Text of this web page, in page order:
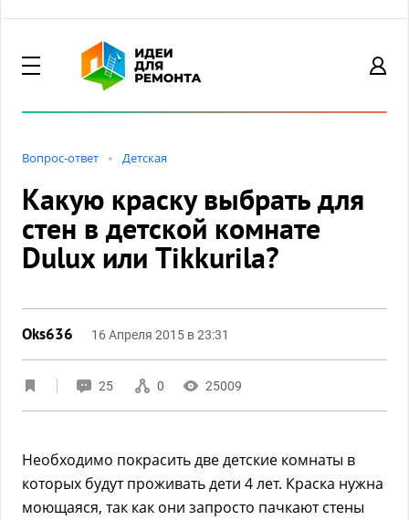
Вопрос-ответ Детская
Какую краску выбрать для
стен в детской комнате
Dulux или Tikkurila?
Oks636 16 Апреля 2015 в 23:31
25 0 25009
Необходимо покрасить две детские комнаты в
которых будут проживать дети 4 лет. Краска нужна
моющаяся, так как они запросто пачкают стены